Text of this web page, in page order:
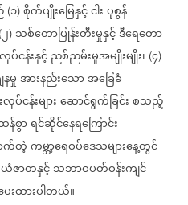
(၁) စိုက်ပျိုးမြေနှင့်ငါးပုစွန်
(၂) သစ်တောပြုန်းတီးမှုနှင့်ဒီရေတော
ငန်းနှင့်ညစ်ညမ်းမှုအမျိုးမျိုး၊ (၄)
မှုအားနည်းသောအခြေခံ
ငန်းများဆောင်ရွက်ခြင်းစသည့်
န်စွာရင်ဆိုင်နေရကြောင်း
က်တဲ့ကမ္ဘာ့ရေဝပ်ဒေသများနေ့တွင်
ဇာတနှင့်သဘာဝပတ်ဝန်းကျင်
းထားပါတယ်။